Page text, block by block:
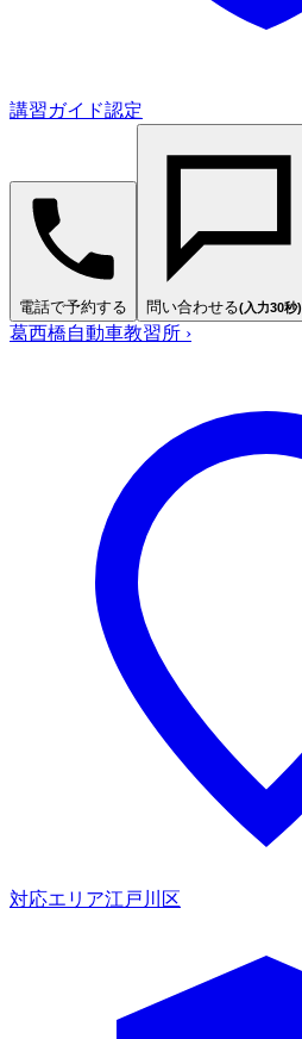
講習ガイド認定
電話で予約する 問い合わせる(入力30秒)
葛西橋自動車教習所 ›
対応エリア江戸川区